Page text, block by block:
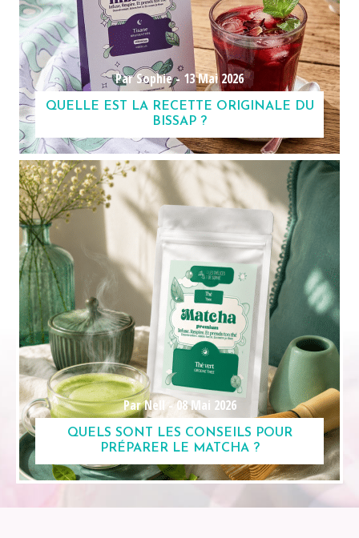
Par Sophie -13 Mai 2026
QUELLE EST LA RECETTE ORIGINALE DU
BISSAP ?
Par Nell -08 Mai 2026
QUELS SONT LES CONSEILS POUR
PRÉPARER LE MATCHA ?